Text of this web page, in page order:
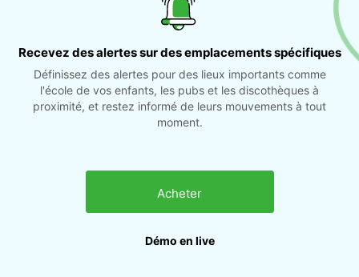
Recevez des alertes sur des emplacements spécifiques
Définissez des alertes pour des lieux importants comme
l'école de vos enfants, les pubs et les discothèques à
proximité, et restez informé de leurs mouvements à tout
moment.
Acheter
Démo en live